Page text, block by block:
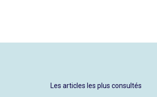
Les articles les plus consultés